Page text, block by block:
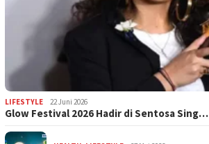
LIFESTYLE 22 Juni 2026
Glow Festival 2026 Hadir di Sentosa Sing…